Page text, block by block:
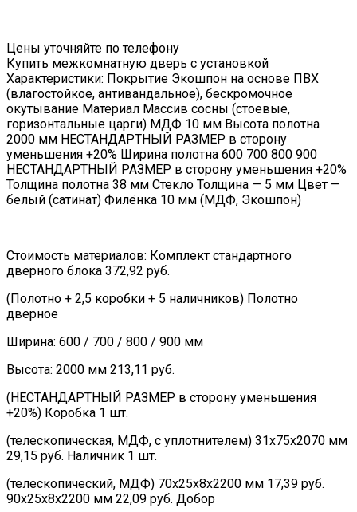
Цены уточняйте по телефону
Купить межкомнатную дверь с установкой
Характеристики: Покрытие Экошпон на основе ПВХ
(влагостойкое, антивандальное), бескромочное
окутывание Материал Массив сосны (стоевые,
горизонтальные царги) МДФ 10 мм Высота полотна
2000 мм НЕСТАНДАРТНЫЙ РАЗМЕР в сторону
уменьшения +20% Ширина полотна 600 700 800 900
НЕСТАНДАРТНЫЙ РАЗМЕР в сторону уменьшения +20%
Толщина полотна 38 мм Стекло Толщина — 5 мм Цвет —
белый (сатинат) Филёнка 10 мм (МДФ, Экошпон)
Стоимость материалов: Комплект стандартного
дверного блока 372,92 руб.
(Полотно + 2,5 коробки + 5 наличников) Полотно
дверное
Ширина: 600 / 700 / 800 / 900 мм
Высота: 2000 мм 213,11 руб.
(НЕСТАНДАРТНЫЙ РАЗМЕР в сторону уменьшения
+20%) Коробка 1 шт.
(телескопическая, МДФ, с уплотнителем) 31х75х2070 мм
29,15 руб. Наличник 1 шт.
(телескопический, МДФ) 70х25х8х2200 мм 17,39 руб.
90х25х8х2200 мм 22,09 руб. Добор